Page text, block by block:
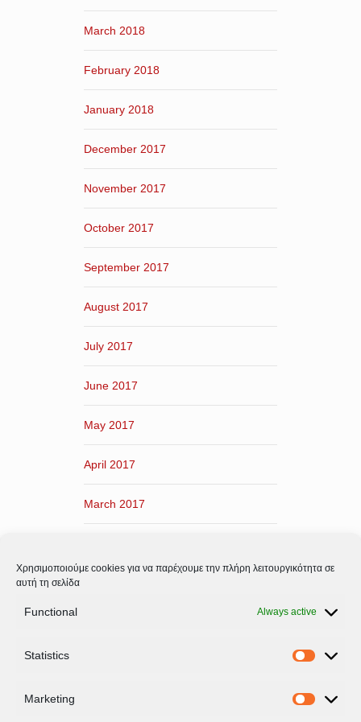
Χρησιμοποιούμε cookies για να παρέχουμε την πλήρη λειτουργικότητα σε
αυτή τη σελίδα
Functional Always active
Statistics
Marketing
March 2018
February 2018
January 2018
December 2017
November 2017
October 2017
September 2017
August 2017
July 2017
June 2017
May 2017
April 2017
March 2017